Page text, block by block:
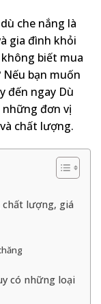
che nắng là
gia đình khỏi
biết mua
bạn muốn
đến ngay Dù
đơn vị
chất lượng.
chất lượng, giá
có những loại